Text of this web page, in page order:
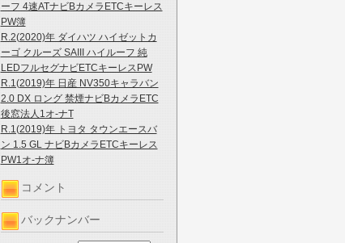
ーフ 4速ATナビBカメラETCキーレス
PW簿
R.2(2020)年 ダイハツ ハイゼットカ
ーゴ クルーズ SAIII ハイルーフ 純
LEDフルセグナビETCキーレスPW
R.1(2019)年 日産 NV350キャラバン
2.0 DX ロング 禁煙ナビBカメラETC
後窓法人1オ-ナT
R.1(2019)年 トヨタ タウンエースバ
ン 1.5 GL ナビBカメラETCキーレス
PW1オ-ナ簿
コメント
バックナンバー